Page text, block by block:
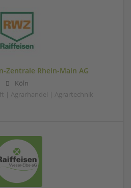
Zentrale Rhein-Main AG
Köln
| Agrarhandel | Agrartechnik